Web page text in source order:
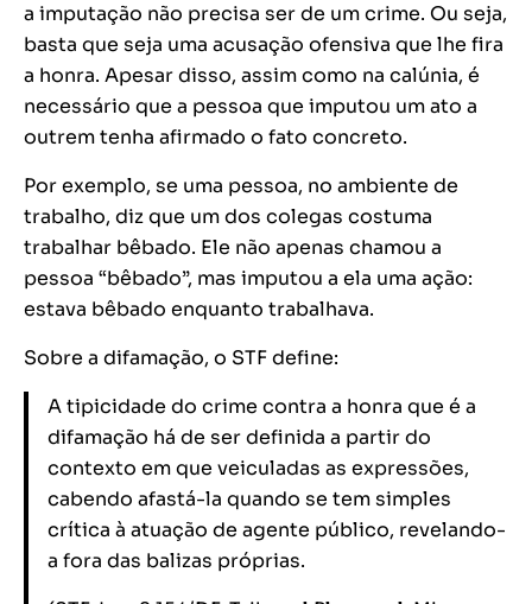
a imputação não precisa ser de um crime. Ou seja,
basta que seja uma acusação ofensiva que lhe fira
a honra. Apesar disso, assim como na calúnia, é
necessário que a pessoa que imputou um ato a
outrem tenha afirmado o fato concreto.
Por exemplo, se uma pessoa, no ambiente de
trabalho, diz que um dos colegas costuma
trabalhar bêbado. Ele não apenas chamou a
pessoa “bêbado”, mas imputou a ela uma ação:
estava bêbado enquanto trabalhava.
Sobre a difamação, o STF define:
A tipicidade do crime contra a honra que é a
difamação há de ser definida a partir do
contexto em que veiculadas as expressões,
cabendo afastá-la quando se tem simples
crítica à atuação de agente público, revelando-
a fora das balizas próprias.